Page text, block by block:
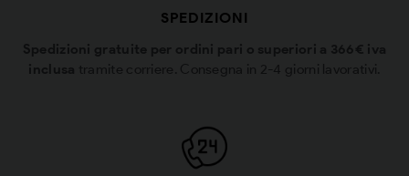
SPEDIZIONI
Spedizioni gratuite per ordini pari o superiori a 366€ iva
inclusa tramite corriere. Consegna in 2-4 giorni lavorativi.